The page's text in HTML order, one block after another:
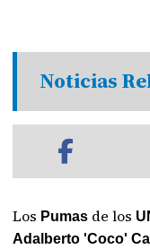
Noticias
Los Pumas de los
Adalberto 'Coco'